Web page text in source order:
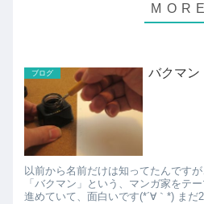
ブログ バクマン
以前から名前だけは知ってたんです
「バクマン」という、マンガ家をテ
進めていて、面白いです(*´∀｀*) まだ2巻までしか読んでないんで